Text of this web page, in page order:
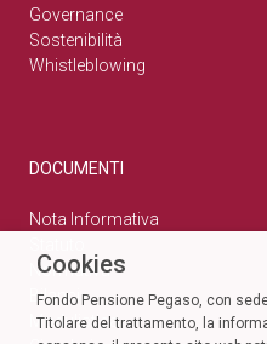
Governance
Sostenibilità
Whistleblowing
DOCUMENTI
Nota Informativa
Normativa
Bilanci
Modulistica
Cookies
Fondo Pensione Pegaso, con
Titolare del trattamento, la